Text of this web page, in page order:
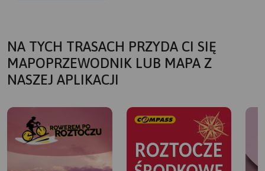
NA TYCH TRASACH PRZYDA CI SIĘ
MAPOPRZEWODNIK LUB MAPA Z
NASZEJ APLIKACJI